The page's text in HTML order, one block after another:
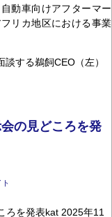
動車向けアフターマー
リカ地区における事業
する鵜飼CEO（左）
の見どころを発
ろを発表kat 2025年11